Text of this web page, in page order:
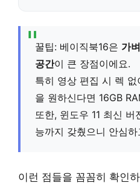
꿀팁: 베이직북16은 가
공간이 큰 장점이에요.
특히 영상 편집 시 렉
을 원하신다면 16GB
또한, 윈도우 11 최신
능까지 갖췄으니 안심
이런 점들을 꼼꼼히 확인